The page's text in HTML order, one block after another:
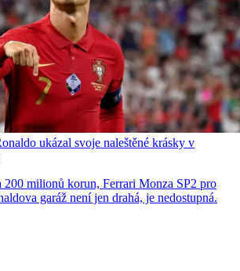
ukázal svoje naleštěné krásky v
200 milionů korun, Ferrari Monza SP2 pro
garáž není jen drahá, je nedostupná.